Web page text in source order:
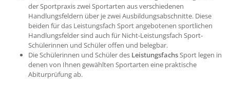
der Sportpraxis zwei Sportarten aus verschiedenen
Handlungsfeldern über je zwei Ausbildungsabschnitte. Diese
beiden für das Leistungsfach Sport angebotenen sportlichen
Handlungsfelder sind auch für Nicht-Leistungsfach Sport-
Schülerinnen und Schüler offen und belegbar.
Die Schülerinnen und Schüler des LeistungsfachsSport legen in
denen von Ihnen gewählten Sportarten eine praktische
Abiturprüfung ab.